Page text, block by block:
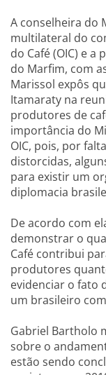
A conselheira do
multilateral do
do Café (OIC) e
do Marfim, com
Marissol expôs
Itamaraty na
produtores de
importância do
OIC, pois, por
distorcidas,
para existir um
diplomacia
De acordo com
demonstrar o
Café contribui
produtores
evidenciar o fato
um brasileiro
Gabriel Bartholo
sobre o
estão sendo